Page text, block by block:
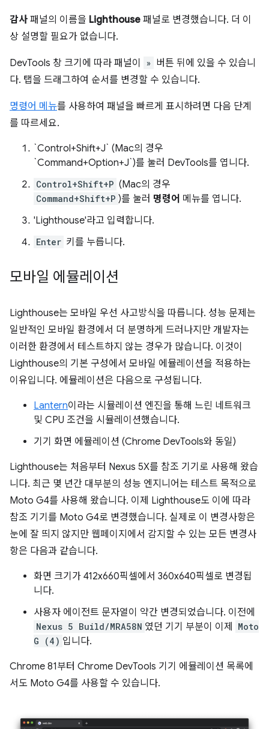
감사 패널의 이름을 Lighthouse 패널로 변경했습니다. 더 이
상 설명할 필요가 없습니다.
DevTools 창 크기에 따라 패널이 » 버튼 뒤에 있을 수 있습니
다. 탭을 드래그하여 순서를 변경할 수 있습니다.
명령어 메뉴를 사용하여 패널을 빠르게 표시하려면 다음 단계
를 따르세요.
`Control+Shift+J` (Mac의 경우
`Command+Option+J`)를 눌러 DevTools를 엽니다.
Control+Shift+P (Mac의 경우
Command+Shift+P )를 눌러 명령어 메뉴를 엽니다.
'Lighthouse'라고 입력합니다.
Enter 키를 누릅니다.
모바일 에뮬레이션
Lighthouse는 모바일 우선 사고방식을 따릅니다. 성능 문제는
일반적인 모바일 환경에서 더 분명하게 드러나지만 개발자는
이러한 환경에서 테스트하지 않는 경우가 많습니다. 이것이
Lighthouse의 기본 구성에서 모바일 에뮬레이션을 적용하는
이유입니다. 에뮬레이션은 다음으로 구성됩니다.
Lantern이라는 시뮬레이션 엔진을 통해 느린 네트워크
및 CPU 조건을 시뮬레이션했습니다.
기기 화면 에뮬레이션 (Chrome DevTools와 동일)
Lighthouse는 처음부터 Nexus 5X를 참조 기기로 사용해 왔습
니다. 최근 몇 년간 대부분의 성능 엔지니어는 테스트 목적으로
Moto G4를 사용해 왔습니다. 이제 Lighthouse도 이에 따라
참조 기기를 Moto G4로 변경했습니다. 실제로 이 변경사항은
눈에 잘 띄지 않지만 웹페이지에서 감지할 수 있는 모든 변경사
항은 다음과 같습니다.
화면 크기가 412x660픽셀에서 360x640픽셀로 변경됩
니다.
사용자 에이전트 문자열이 약간 변경되었습니다. 이전에
Nexus 5 Build/MRA58N 였던 기기 부분이 이제
Moto
G (4) 입니다.
Chrome 81부터 Chrome DevTools 기기 에뮬레이션 목록에
서도 Moto G4를 사용할 수 있습니다.